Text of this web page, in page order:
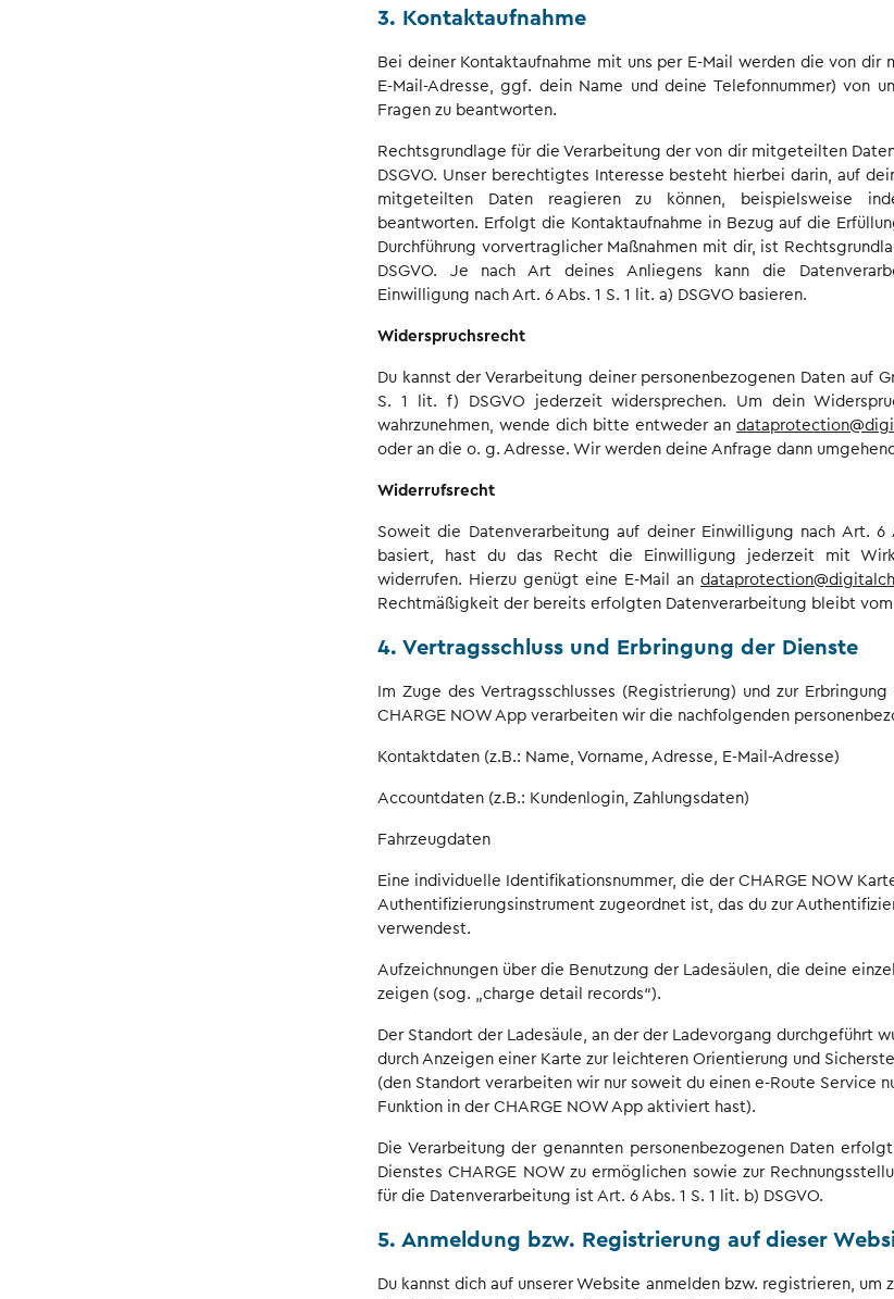
3. Kontaktaufnahme
Bei deiner Kontaktaufnahme mit uns per E-Mail werden die von dir
E-Mail-Adresse, ggf. dein Name und deine Telefonnummer) von
Fragen zu beantworten.
Rechtsgrundlage für die Verarbeitung der von dir mitgeteilten
DSGVO. Unser berechtigtes Interesse besteht hierbei darin, auf
mitgeteilten Daten reagieren zu können, beispielsweise
beantworten. Erfolgt die Kontaktaufnahme in Bezug auf die
Durchführung vorvertraglicher Maßnahmen mit dir, ist
DSGVO. Je nach Art deines Anliegens kann die
Einwilligung nach Art. 6 Abs. 1 S. 1 lit. a) DSGVO basieren.
Widerspruchsrecht
Du kannst der Verarbeitung deiner personenbezogenen Daten auf
S. 1 lit. f) DSGVO jederzeit widersprechen. Um dein
wahrzunehmen, wende dich bitte entweder an
oder an die o. g. Adresse. Wir werden deine Anfrage dann
Widerrufsrecht
Soweit die Datenverarbeitung auf deiner Einwilligung nach Art. 6
basiert, hast du das Recht die Einwilligung jederzeit mit
widerrufen. Hierzu genügt eine E-Mail an
Rechtmäßigkeit der bereits erfolgten Datenverarbeitung bleibt
4. Vertragsschluss und Erbringung der Dienste
Im Zuge des Vertragsschlusses (Registrierung) und zur
CHARGE NOW App verarbeiten wir die nachfolgenden
Kontaktdaten (z.B.: Name, Vorname, Adresse, E-Mail-Adresse)
Accountdaten (z.B.: Kundenlogin, Zahlungsdaten)
Fahrzeugdaten
Eine individuelle Identifikationsnummer, die der CHARGE NOW
Authentifizierungsinstrument zugeordnet ist, das du zur
verwendest.
Aufzeichnungen über die Benutzung der Ladesäulen, die deine
zeigen (sog. „charge detail records“).
Der Standort der Ladesäule, an der der Ladevorgang durchgeführt
durch Anzeigen einer Karte zur leichteren Orientierung und
(den Standort verarbeiten wir nur soweit du einen e-Route Service
Funktion in der CHARGE NOW App aktiviert hast).
Die Verarbeitung der genannten personenbezogenen Daten
Dienstes CHARGE NOW zu ermöglichen sowie zur
für die Datenverarbeitung ist Art. 6 Abs. 1 S. 1 lit. b) DSGVO.
5. Anmeldung bzw. Registrierung auf dieser
Du kannst dich auf unserer Website anmelden bzw. registrieren, um